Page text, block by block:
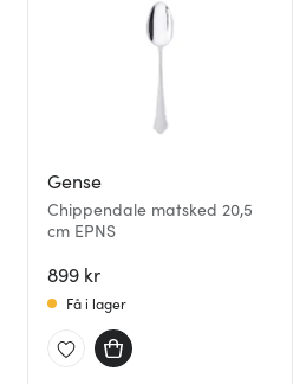
Gense
Chippendale matsked 20,5
cm EPNS
899 kr
Få i lager